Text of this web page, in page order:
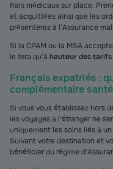
frais médicaux sur place.
et acquittées ainsi que les
présenterez à l’Assurance
Si la CPAM ou la MSA
le fera qu’à hauteur des tarifs
Français expatriés :
complémentaire
Si vous vous établissez hors
les voyages à l’étranger ne
uniquement les soins liés à
Suivant votre destination et
bénéficier du régime